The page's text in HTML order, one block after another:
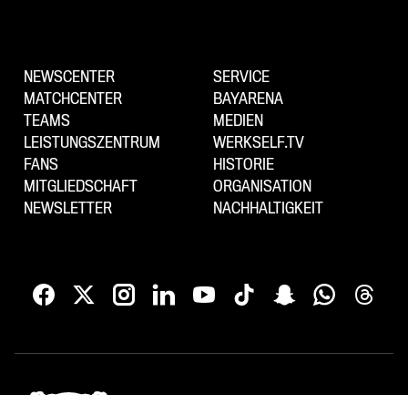
NEWSCENTER
MATCHCENTER
TEAMS
LEISTUNGSZENTRUM
FANS
MITGLIEDSCHAFT
NEWSLETTER
SERVICE
BAYARENA
MEDIEN
WERKSELF.TV
HISTORIE
ORGANISATION
NACHHALTIGKEIT